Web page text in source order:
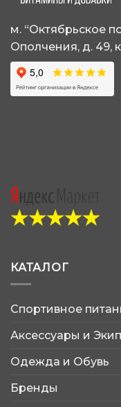
м. “Октябрьское
Ополчения, д. 49,
КАТАЛОГ
Спортивное
Аксессуары и
Одежда и Обувь
Бренды